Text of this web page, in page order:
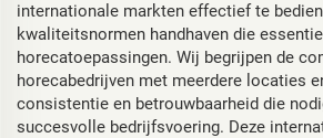
internationale markten effectief te
kwaliteitsnormen handhaven die
horecatoepassingen. Wij begrijpen de
horecabedrijven met meerdere locaties
consistentie en betrouwbaarheid die
succesvolle bedrijfsvoering. Deze